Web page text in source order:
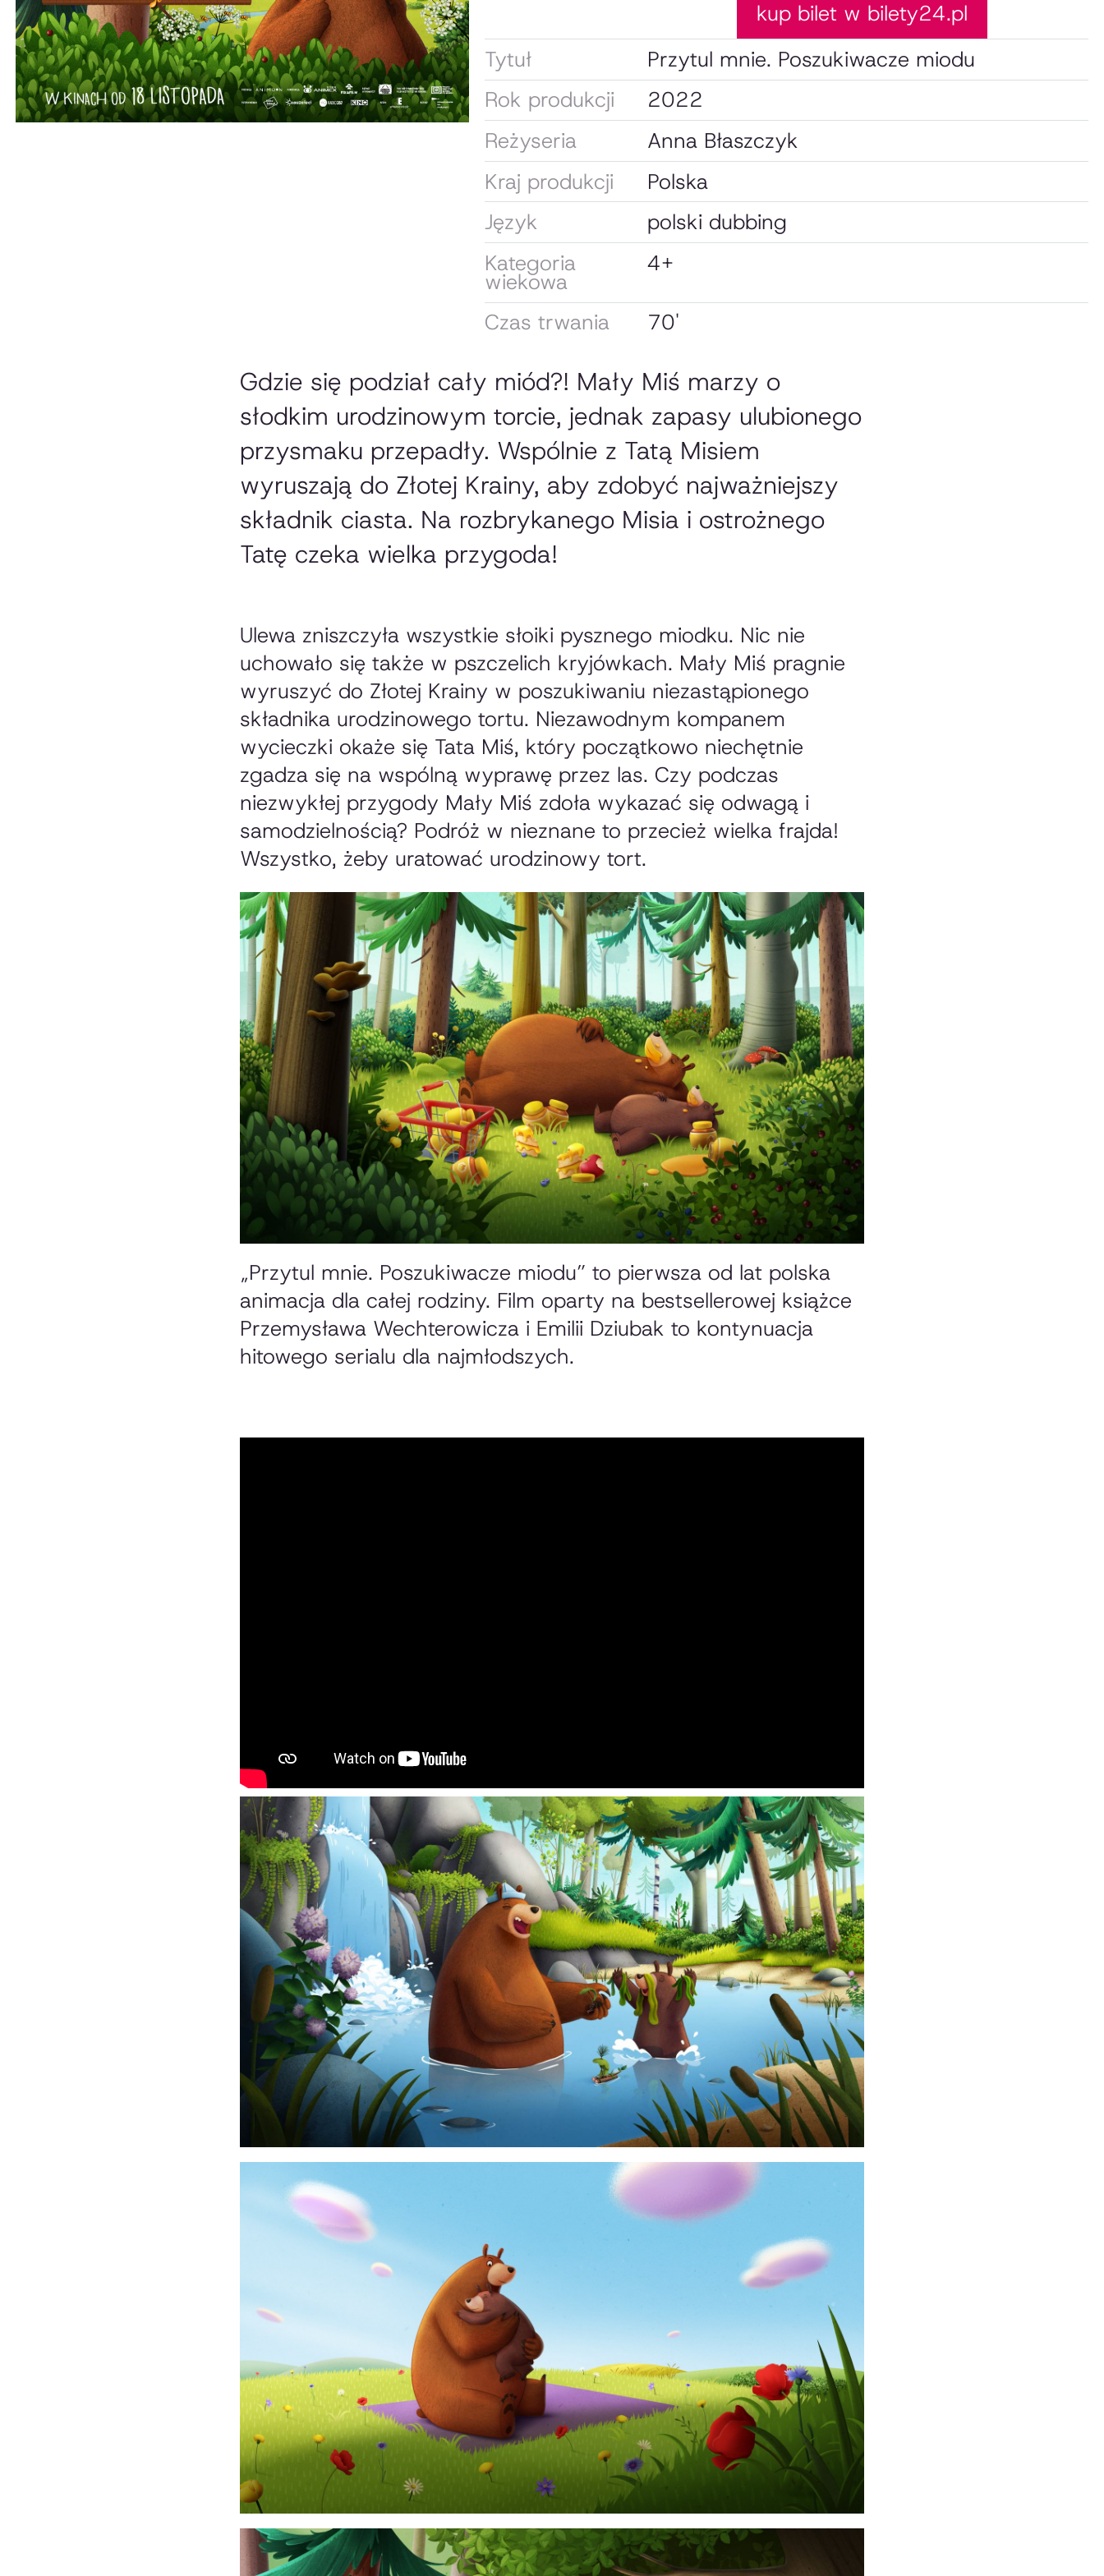
kup bilet w bilety24.pl
Tytuł
Przytul mnie. Poszukiwacze miodu
Rok produkcji
2022
Reżyseria
Anna Błaszczyk
Kraj produkcji
Polska
Język
polski dubbing
Kategoria
wiekowa
4+
Czas trwania 70'
Gdzie się podział cały miód?! Mały Miś marzy o
słodkim urodzinowym torcie, jednak zapasy ulubionego
przysmaku przepadły. Wspólnie z Tatą Misiem
wyruszają do Złotej Krainy, aby zdobyć najważniejszy
składnik ciasta. Na rozbrykanego Misia i ostrożnego
Tatę czeka wielka przygoda!
Ulewa zniszczyła wszystkie słoiki pysznego miodku. Nic nie
uchowało się także w pszczelich kryjówkach. Mały Miś pragnie
wyruszyć do Złotej Krainy w poszukiwaniu niezastąpionego
składnika urodzinowego tortu. Niezawodnym kompanem
wycieczki okaże się Tata Miś, który początkowo niechętnie
zgadza się na wspólną wyprawę przez las. Czy podczas
niezwykłej przygody Mały Miś zdoła wykazać się odwagą i
samodzielnością? Podróż w nieznane to przecież wielka frajda!
Wszystko, żeby uratować urodzinowy tort.
„Przytul mnie. Poszukiwacze miodu” to pierwsza od lat polska
animacja dla całej rodziny. Film oparty na bestsellerowej książce
Przemysława Wechterowicza i Emilii Dziubak to kontynuacja
hitowego serialu dla najmłodszych.